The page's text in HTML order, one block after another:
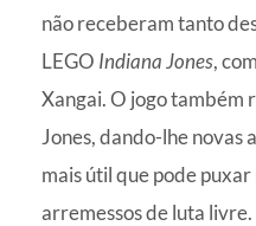
não receberam tanto
LEGO Indiana Jones,
Xangai. O jogo também
Jones, dando-lhe novas
mais útil que pode
arremessos de luta livre.